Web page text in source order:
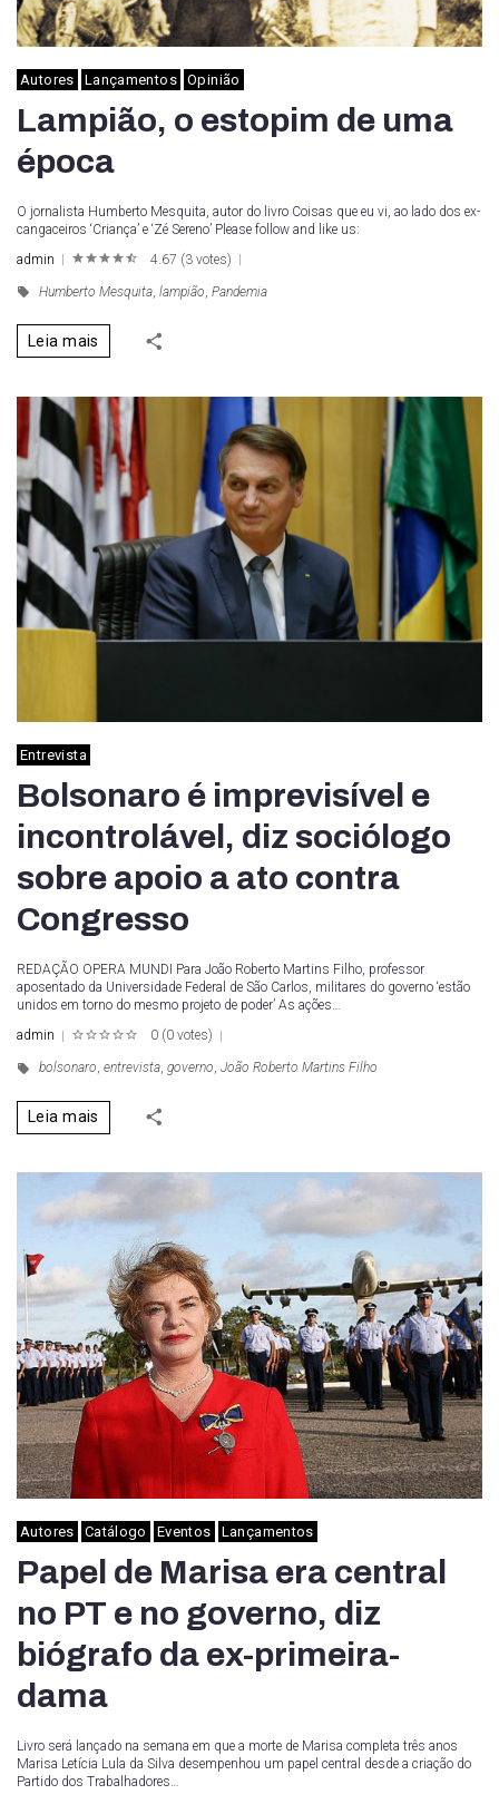
Autores Lançamentos Opinião
Lampião, o estopim de uma
época
O jornalista Humberto Mesquita, autor do livro Coisas que eu vi, ao lado dos ex-
cangaceiros ‘Criança’ e ‘Zé Sereno’ Please follow and like us:
admin
4.67 (3 votes)
Humberto Mesquita lampião Pandemia
Leia mais
Entrevista
Bolsonaro é imprevisível e
incontrolável, diz sociólogo
sobre apoio a ato contra
Congresso
REDAÇÃO OPERA MUNDI Para João Roberto Martins Filho, professor
aposentado da Universidade Federal de São Carlos, militares do governo ‘estão
unidos em torno do mesmo projeto de poder’ As ações…
admin
0 (0 votes)
bolsonaro, entrevista, governo, João Roberto Martins Filho
Leia mais
Autores Catálogo Eventos Lançamentos
Papel de Marisa era central
no PT e no governo, diz
biógrafo da ex-primeira-
dama
Livro será lançado na semana em que a morte de Marisa completa três anos
Marisa Letícia Lula da Silva desempenhou um papel central desde a criação do
Partido dos Trabalhadores…